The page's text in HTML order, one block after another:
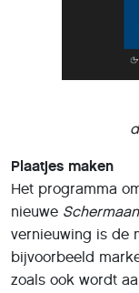
Plaatjes maken
Het programma
nieuwe
vernieuwing is de
bijvoorbeeld
zoals ook wordt